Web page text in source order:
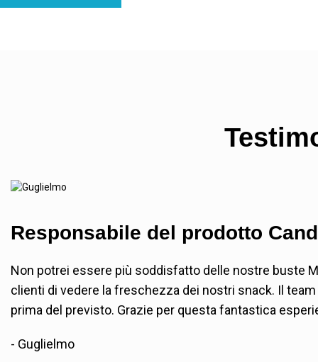
Responsabile del prodotto
Non potrei essere più soddisfatto delle nostre buste
clienti di vedere la freschezza dei nostri snack. Il
prima del previsto. Grazie per questa fantastica
- Guglielmo